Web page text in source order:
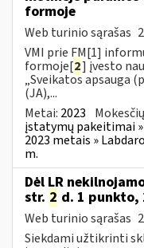
formoje
Web turinio sąrašas
VMI prie FM[1]
formoje[2] įvesto
„Sveikatos apsauga
(JA),...
Metai: 2023
įstatymų pakeitimai
2023 metais »
m.
Dėl LR
str. 2 d. 1 punkto,
Web turinio sąrašas
Siekdami užtikrinti